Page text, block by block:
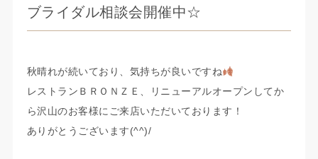
ブライダル相談会開催中☆
秋晴れが続いており、気持ちが良いですね
レストランＢＲＯＮＺＥ、リニューアルオープンしてか
ら沢山のお客様にご来店いただいております！
ありがとうございます(^^)/